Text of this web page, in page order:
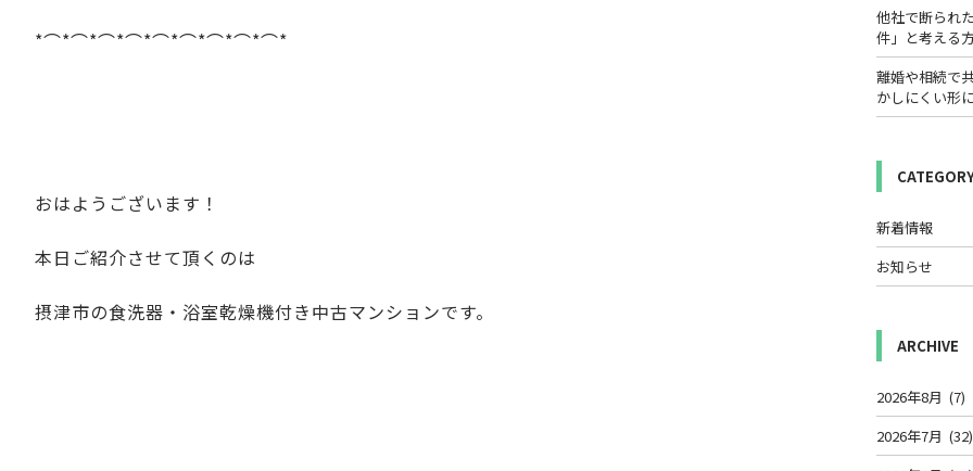
*⌒*⌒*⌒*⌒*⌒*⌒*⌒*⌒*⌒*
おはようございます！
本日ご紹介させて頂くのは
摂津市の食洗器・浴室乾燥機付き中古マンションです。
他社で断られ
件」と考える
離婚や相続で
かしにくい形
新着情報
お知らせ
ARCHIVE
2026年8月 (7)
2026年7月 (32)